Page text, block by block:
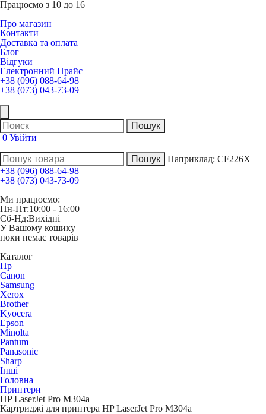
Працюємо з 10 до 16
Про магазин
Контакти
Доставка та оплата
Блог
Відгуки
Електронний Прайс
+38 (096) 088-64-98
+38 (073) 043-73-09
0 Увійти
Наприклад: CF226X
+38 (096) 088-64-98
+38 (073) 043-73-09
Ми працюємо:
Пн-Пт:10:00 - 16:00
Сб-Нд:Вихідні
У Вашому кошику
поки немає товарів
Каталог
Hp
Canon
Samsung
Xerox
Brother
Kyocera
Epson
Minolta
Pantum
Panasonic
Sharp
Інші
Головна
Принтери
HP LaserJet Pro M304a
Картриджі для принтера HP LaserJet Pro M304a